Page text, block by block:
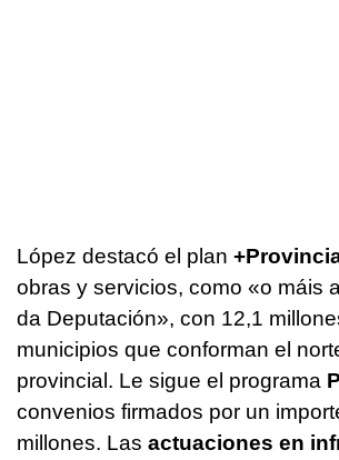
López destacó el plan
obras y servicios, como «o máis
da Deputación», con 12,1
municipios que conforman el
provincial. Le sigue el programa
convenios firmados por un
millones. Las actuaciones en